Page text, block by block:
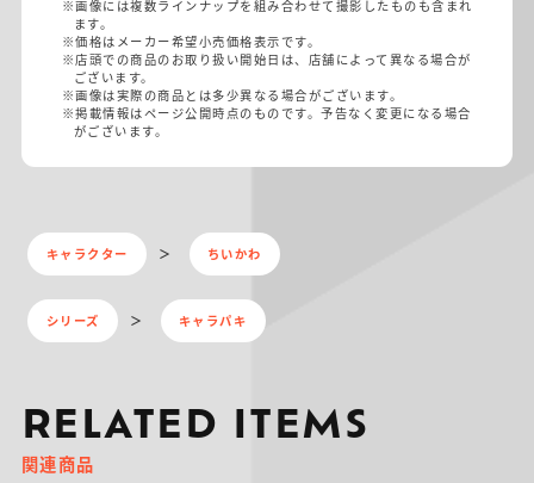
※画像には複数ラインナップを組み合わせて撮影したものも含まれ
ます。
※価格はメーカー希望小売価格表示です。
※店頭での商品のお取り扱い開始日は、店舗によって異なる場合が
ございます。
※画像は実際の商品とは多少異なる場合がございます。
※掲載情報はページ公開時点のものです。予告なく変更になる場合
がございます。
キャラクター ちいかわ
シリーズ キャラパキ
RELATED ITEMS
関連商品